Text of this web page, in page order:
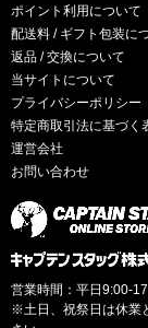
ポイント利用について
配送料 / ギフト包装に
返品 / 交換について
当サイトについて
プライバシーポリシー
特定商取引法に基づく
運営会社
お問い合わせ
営業時間：平日9:00-
※土日、祝祭日は休業